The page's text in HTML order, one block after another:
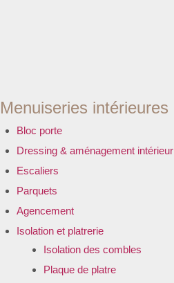
Menuiseries intérieures
Bloc porte
Dressing & aménagement intérieur
Escaliers
Parquets
Agencement
Isolation et platrerie
Isolation des combles
Plaque de platre